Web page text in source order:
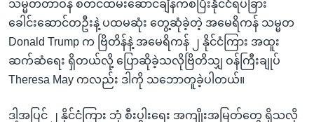
ရှာဖွေ
ရန်
ဘာသာစကားများ
သမ္မတတာဝန် စတင်ထမ်းဆောင်ချိန်ကစပြီးနိုင်ငံရပ်ခြား
ခေါင်းဆောင်တဦးနဲ့ ပထမဆုံး တွေ့ဆုံခဲ့တဲ့ အမေရိကန် သမ္မတ
Donald Trump က ဗြိတိန်နဲ့ အမေရိကန် ၂ နိုင်ငံကြား အထူး
ဆက်ဆံရေး ရှိတယ်လို့ ပြောဆိုခဲ့သလိုဗြိတိသျှ ဝန်ကြီးချုပ်
Theresa May ကလည်း ဒါကို သဘောတူခဲ့ပါတယ်။
ဒါ့အပြင် ၂ နိုင်ငံကြား ဘုံ စီးပွါးရေး အကျိုးအမြတ်တွေ ရှိသလို